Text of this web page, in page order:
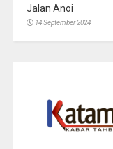
Jalan Anoi
14 September 2024